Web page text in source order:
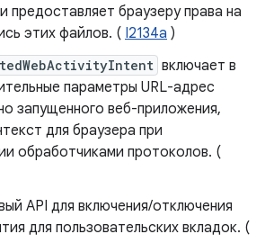
предоставляет браузеру права на
этих файлов. ( I2134a )
включает в
параметры URL-адрес
запущенного веб-приложения,
для браузера при
обработчиками протоколов. (
API для включения/отключения
для пользовательских вкладок. (